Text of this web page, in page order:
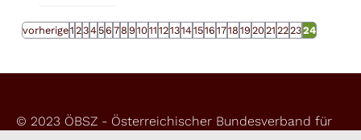
vorherige1 234 56 7 8 9 1011 1213141516 1718 19 2021 222324
© 2023 ÖBSZ - Österreichischer Bundesverband für